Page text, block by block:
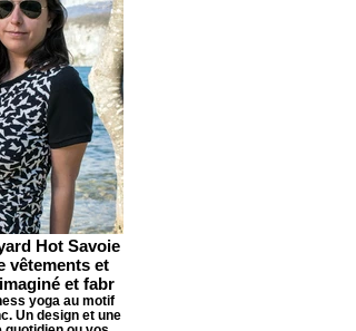
Hot Savoie
vêtements et
et fabr
yoga au motif
Un design et une